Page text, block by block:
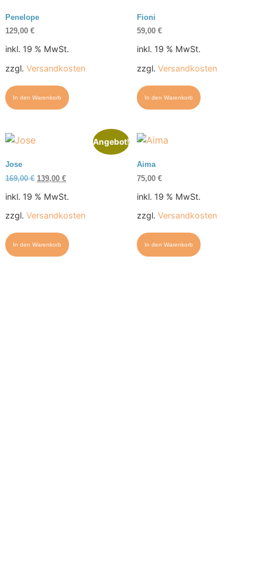
Penelope
129,00 €
inkl. 19 % MwSt.
zzgl. Versandkosten
In den Warenkorb
Fioni
59,00 €
inkl. 19 % MwSt.
zzgl. Versandkosten
In den Warenkorb
Angebot!
Jose
169,00€ 139,00 €
inkl. 19 % MwSt.
zzgl. Versandkosten
In den Warenkorb
Aima
75,00 €
inkl. 19 % MwSt.
zzgl. Versandkosten
In den Warenkorb